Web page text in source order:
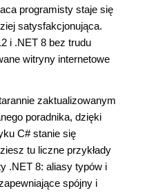
programisty staje się
satysfakcjonująca.
i .NET 8 bez trudu
witryny internetowe
zaktualizowanym
poradnika, dzięki
C# stanie się
tu liczne przykłady
.NET 8: aliasy typów i
spójny i